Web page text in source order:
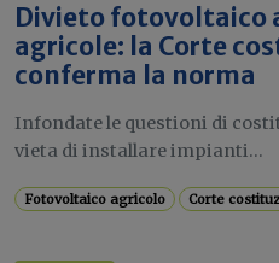
Divieto fotovoltaico
agricole: la Corte
conferma la norma
Infondate le questioni di
vieta di installare impianti...
Fotovoltaico agricolo Corte